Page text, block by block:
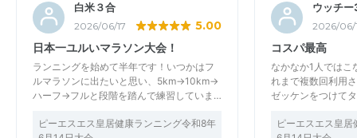
白米３合
2026/06/17 5.00
日本一ユルいマラソン大会！
ランニングを始めて半年です！いつかはフ
ルマラソンに出たいと思い、5km→10km→
ハーフ→フルと段階を踏んで練習していま…
ピーエスエス皇居健康ランニング令和8年
ウッチ
2026/06/
コスパ最高
なかなか1人ではこ
れまで複数回利用
ゼッケンをつけて
ピーエスエス皇